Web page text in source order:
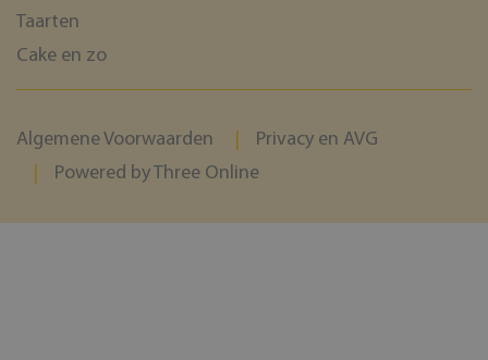
Taarten
Cake en zo
Algemene Voorwaarden
Privacy en AVG
Powered by Three Online